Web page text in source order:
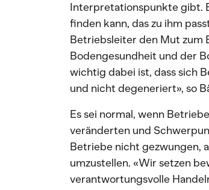
Interpretationspunkte gibt.
finden kann, das zu ihm
Betriebsleiter den Mut zum
Bodengesundheit und der
wichtig dabei ist, dass sich
und nicht degeneriert», so
Es sei normal, wenn
veränderten und
Betriebe nicht gezwungen,
umzustellen. «Wir setzen
verantwortungsvolle